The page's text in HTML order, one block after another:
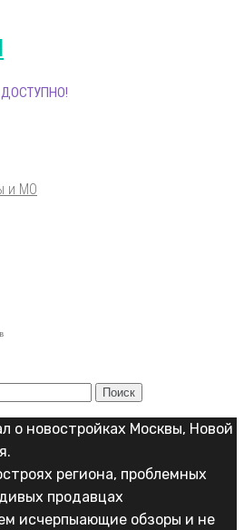
и МО
о новостройках Москвы, Новой
региона, проблемных
продавцах
исчерпыающие обзоры и не